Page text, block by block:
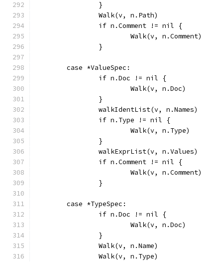
		}
		Walk(v, n.Path)
		if n.Comment != nil {
			Walk(v, n.Comment)
		}
	case *ValueSpec:
		if n.Doc != nil {
			Walk(v, n.Doc)
		}
		walkIdentList(v, n.Names)
		if n.Type != nil {
			Walk(v, n.Type)
		}
		walkExprList(v, n.Values)
		if n.Comment != nil {
			Walk(v, n.Comment)
		}
	case *TypeSpec:
		if n.Doc != nil {
			Walk(v, n.Doc)
		}
		Walk(v, n.Name)
		Walk(v, n.Type)